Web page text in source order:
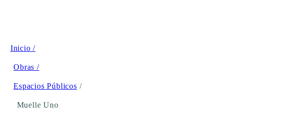
Inicio /
Obras /
Espacios Públicos /
Muelle Uno